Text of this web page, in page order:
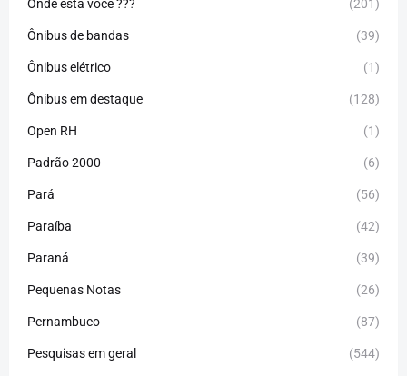
Onde está você ??? (201)
Ônibus de bandas (39)
Ônibus elétrico (1)
Ônibus em destaque (128)
Open RH (1)
Padrão 2000 (6)
Pará (56)
Paraíba (42)
Paraná (39)
Pequenas Notas (26)
Pernambuco (87)
Pesquisas em geral (544)